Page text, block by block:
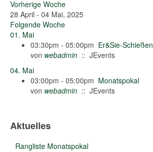
Vorherige Woche
28 April - 04 Mai, 2025
Folgende Woche
01. Mai
03:30pm - 05:00pm Er&Sie-Schießen
von webadmin :: JEvents
04. Mai
03:00pm - 05:00pm Monatspokal
von webadmin :: JEvents
Aktuelles
Rangliste Monatspokal